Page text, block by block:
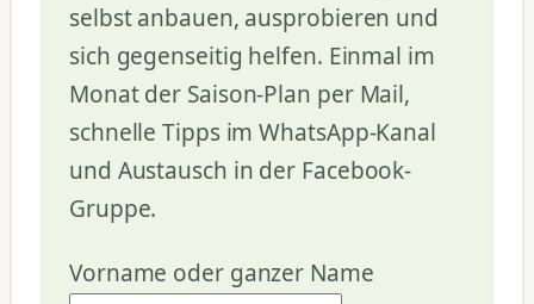
selbst anbauen, ausprobieren und
sich gegenseitig helfen. Einmal im
Monat der Saison-Plan per Mail,
schnelle Tipps im WhatsApp-Kanal
und Austausch in der Facebook-
Gruppe.
Vorname oder ganzer Name